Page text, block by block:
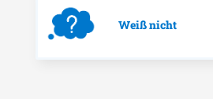
Weiß nicht